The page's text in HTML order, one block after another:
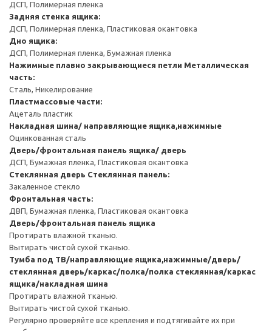
ДСП, Полимерная пленка
Задняя стенка ящика:
ДСП, Полимерная пленка, Пластиковая окантовка
Дно ящика:
ДСП, Полимерная пленка, Бумажная пленка
Нажимные плавно закрывающиеся петли Металлическая
часть:
Сталь, Никелирование
Пластмассовые части:
Ацеталь пластик
Накладная шина/ направляющие ящика,нажимные
Оцинкованная сталь
Дверь/фронтальная панель ящика/ дверь
ДСП, Бумажная пленка, Пластиковая окантовка
Стеклянная дверь Стеклянная панель:
Закаленное стекло
Фронтальная часть:
ДВП, Бумажная пленка, Пластиковая окантовка
Дверь/фронтальная панель ящика
Протирать влажной тканью.
Вытирать чистой сухой тканью.
Тумба под ТВ/направляющие ящика,нажимные/дверь/
стеклянная дверь/каркас/полка/полка стеклянная/каркас
ящика/накладная шина
Протирать влажной тканью.
Вытирать чистой сухой тканью.
Регулярно проверяйте все крепления и подтягивайте их при